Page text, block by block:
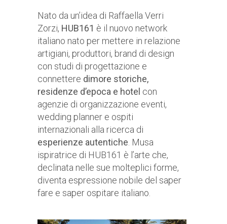
Nato da un’idea di Raffaella Verri
Zorzi, HUB161 è il nuovo network
italiano nato per mettere in relazione
artigiani, produttori, brand di design
con studi di progettazione e
connettere dimore storiche,
residenze d’epoca e hotel con
agenzie di organizzazione eventi,
wedding planner e ospiti
internazionali alla ricerca di
esperienze autentiche. Musa
ispiratrice di HUB161 è l’arte che,
declinata nelle sue molteplici forme,
diventa espressione nobile del saper
fare e saper ospitare italiano.